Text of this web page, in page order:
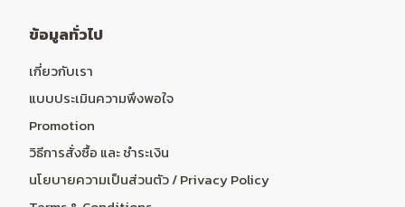
ข้อมูลทั่วไป
เกี่ยวกับเรา
แบบประเมินความพึงพอใจ
Promotion
วิธีการสั่งซื้อ และ ชำระเงิน
นโยบายความเป็นส่วนตัว / Privacy Policy